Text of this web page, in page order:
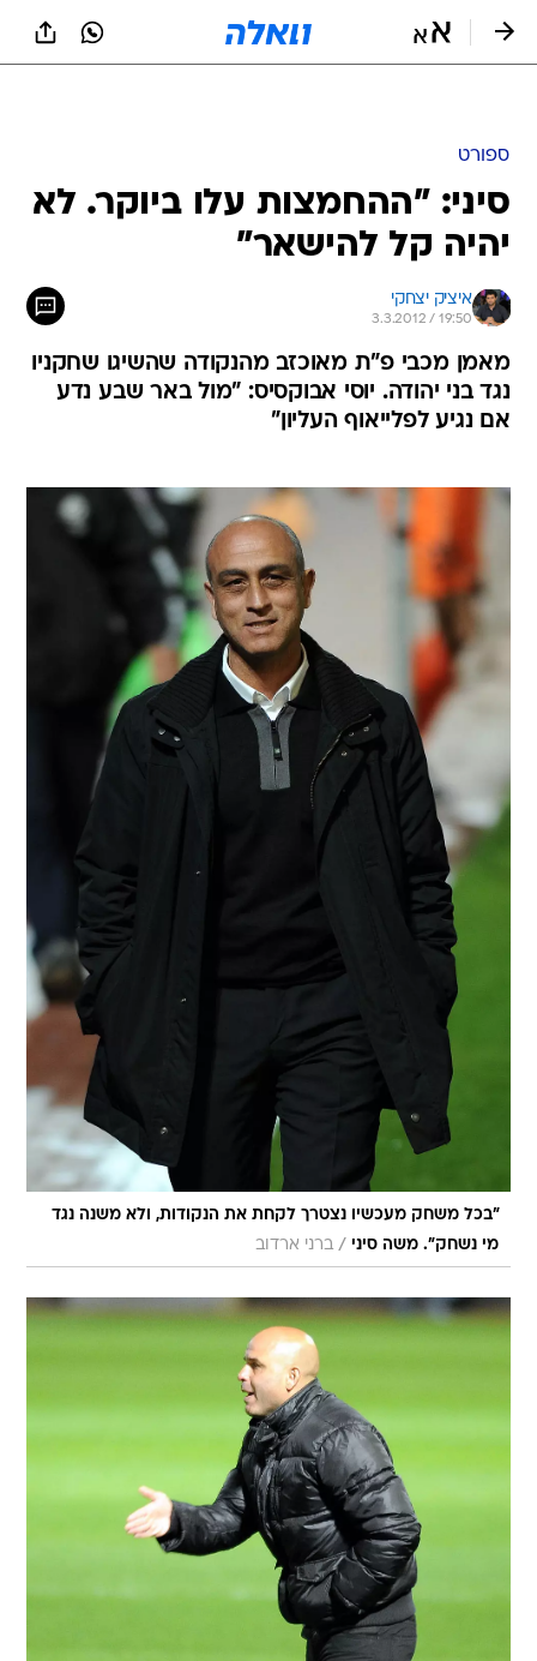
ספורט
סיני: "ההחמצות עלו ביוקר. לא
יהיה קל להישאר"
איציק יצחקי
3.3.2012 / 19:50
מאמן מכבי פ"ת מאוכזב מהנקודה שהשיגו שחקניו
נגד בני יהודה. יוסי אבוקסיס: "מול באר שבע נדע
אם נגיע לפלייאוף העליון"
"בכל משחק מעכשיו נצטרך לקחת את הנקודות, ולא משנה נגד
מי נשחק". משה סיני / ברני ארדוב